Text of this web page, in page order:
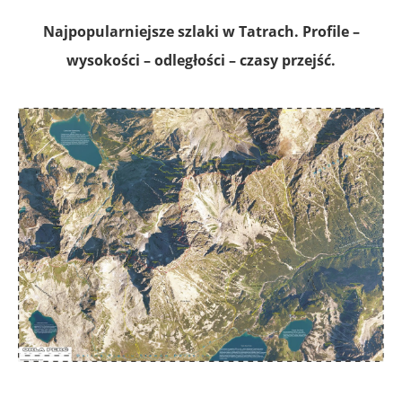
Najpopularniejsze szlaki w Tatrach. Profile –
wysokości – odległości – czasy przejść.